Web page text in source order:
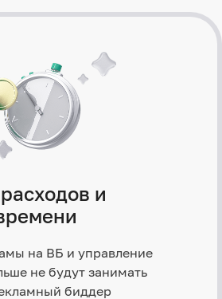
и
на ВБ и управление
не будут занимать
биддер